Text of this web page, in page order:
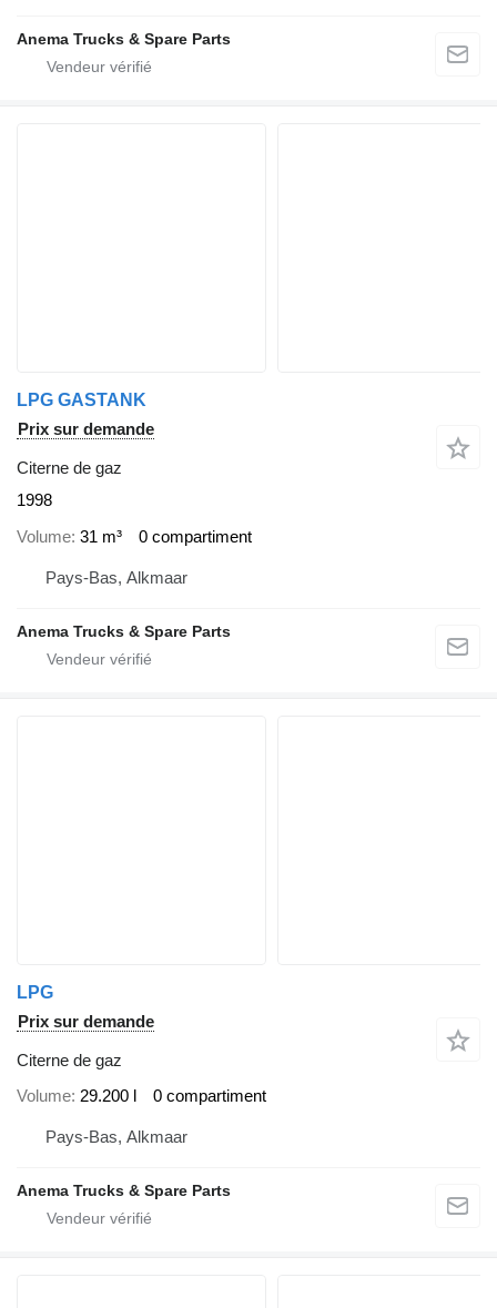
Anema Trucks & Spare Parts
LPG GASTANK
Prix sur demande
Citerne de gaz
1998
Volume 31 m³ 0 compartiment
Pays-Bas, Alkmaar
Anema Trucks & Spare Parts
LPG
Prix sur demande
Citerne de gaz
Volume 29.200 l 0 compartiment
Pays-Bas, Alkmaar
Anema Trucks & Spare Parts